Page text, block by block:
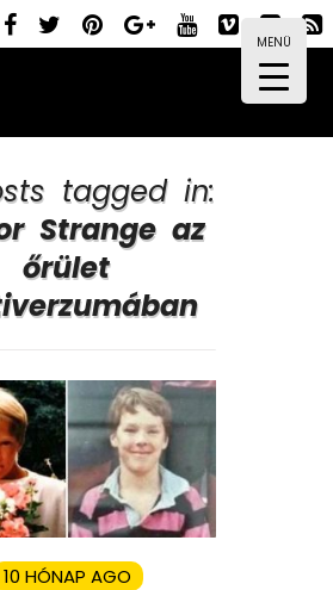
MENÜ
tagged in:
Strange az
őrület
10 HÓNAP AGO